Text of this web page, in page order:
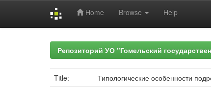
Home Browse Help
Репозиторий УО "Гомельский
Title:
Типологические особенности